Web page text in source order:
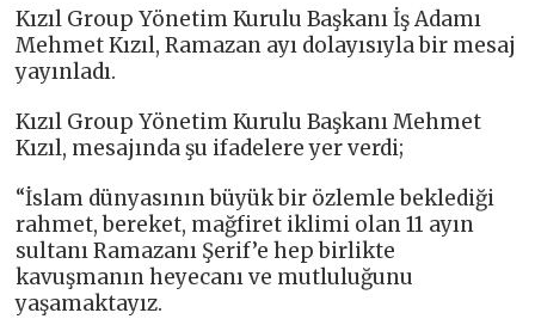
Kızıl Group Yönetim Kurulu Başkanı İş Adamı
Mehmet Kızıl, Ramazan ayı dolayısıyla bir mesaj
yayınladı.
Kızıl Group Yönetim Kurulu Başkanı Mehmet
Kızıl, mesajında şu ifadelere yer verdi;
“İslam dünyasının büyük bir özlemle beklediği
rahmet, bereket, mağfiret iklimi olan 11 ayın
sultanı Ramazanı Şerif’e hep birlikte
kavuşmanın heyecanı ve mutluluğunu
yaşamaktayız.